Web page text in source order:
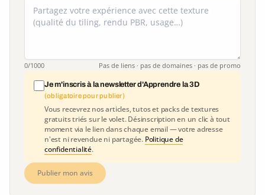
0/1000 Pas de liens · pas de domaines · pas de promo
Je m'inscris à la newsletter d'Apprendre la 3D
(obligatoire pour publier)
Vous recevrez nos articles, tutos et packs de textures
gratuits triés sur le volet. Désinscription en un clic à tout
moment via le lien dans chaque email — votre adresse
n'est ni revendue ni partagée. Politique de
confidentialité.
Publier mon avis